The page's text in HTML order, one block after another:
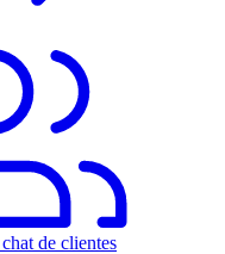
de clientes